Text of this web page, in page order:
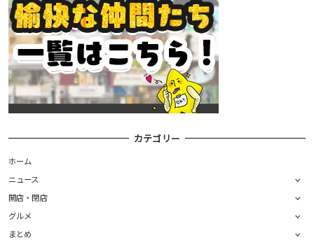
カテゴリー
ホーム
ニュース
開店・閉店
グルメ
まとめ